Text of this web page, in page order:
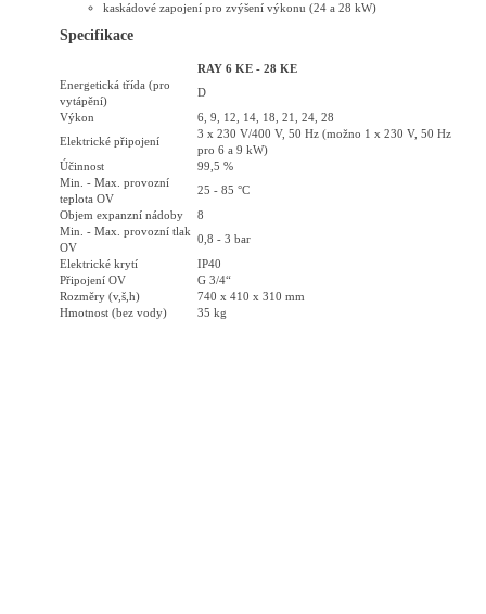
kaskádové zapojení pro zvýšení výkonu (24 a 28 kW)
Specifikace
RAY 6 KE - 28 KE
Energetická třída (pro
vytápění)
D
Výkon
6, 9, 12, 14, 18, 21, 24, 28
Elektrické připojení
3 x 230 V/400 V, 50 Hz (možno 1 x 230 V, 50 Hz
pro 6 a 9 kW)
Účinnost
99,5 %
Min. - Max. provozní
teplota OV
25 - 85 °C
Objem expanzní nádoby
8
Min. - Max. provozní tlak
OV
0,8 - 3 bar
Elektrické krytí
IP40
Připojení OV
G 3/4“
Rozměry (v,š,h)
740 x 410 x 310 mm
Hmotnost (bez vody)
35 kg